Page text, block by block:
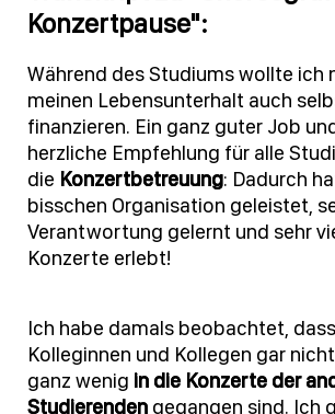
Konzertpause":
Während des Studiums wollte ich
meinen Lebensunterhalt auch
finanzieren. Ein ganz guter Job
herzliche Empfehlung für alle
die Konzertbetreuung: Dadurch
bisschen Organisation geleistet,
Verantwortung gelernt und sehr
Konzerte erlebt!
Ich habe damals beobachtet,
Kolleginnen und Kollegen gar
ganz wenig in die Konzerte der
Studierenden gegangen sind. Ich